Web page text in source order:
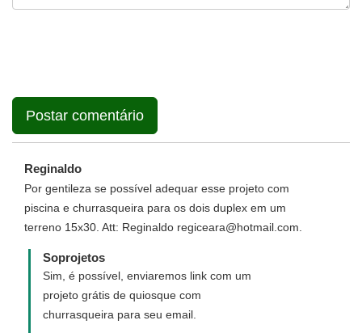
Reginaldo
Por gentileza se possível adequar esse projeto com
piscina e churrasqueira para os dois duplex em um
terreno 15x30. Att: Reginaldo regiceara@hotmail.com.
Soprojetos
Sim, é possível, enviaremos link com um
projeto grátis de quiosque com
churrasqueira para seu email.